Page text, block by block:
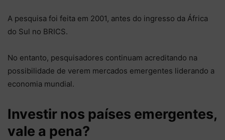
A pesquisa foi feita em 2001, antes do ingresso da África
do Sul no BRICS.
No entanto, pesquisadores continuam acreditando na
possibilidade de verem mercados emergentes liderando a
economia mundial.
Investir nos países emergentes,
vale a pena?